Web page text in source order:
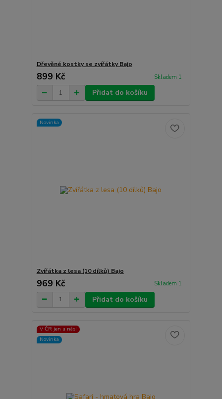
Dřevěné kostky se zvířátky Bajo
899 Kč Skladem 1
Přidat do košíku
Novinka
Zvířátka z lesa (10 dílků) Bajo
969 Kč Skladem 1
Přidat do košíku
V ČR jen u nás!
Novinka